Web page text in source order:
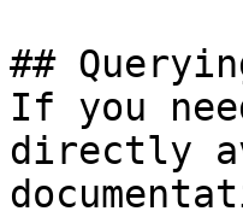
##
If you
directly